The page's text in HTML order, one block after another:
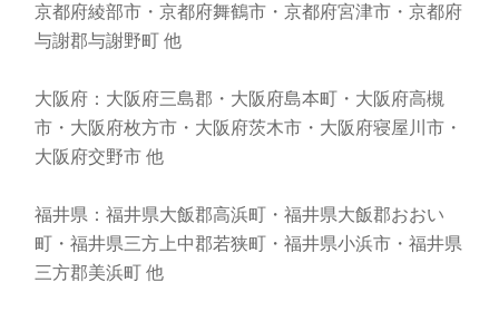
京都府綾部市・京都府舞鶴市・京都府宮津市・京都府
与謝郡与謝野町 他
大阪府：大阪府三島郡・大阪府島本町・大阪府高槻
市・大阪府枚方市・大阪府茨木市・大阪府寝屋川市・
大阪府交野市 他
福井県：福井県大飯郡高浜町・福井県大飯郡おおい
町・福井県三方上中郡若狭町・福井県小浜市・福井県
三方郡美浜町 他